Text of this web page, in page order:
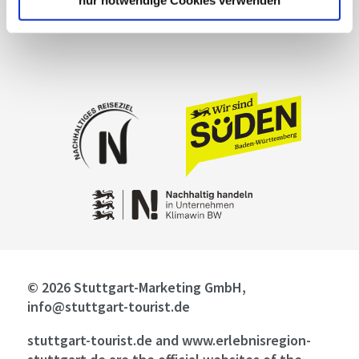
Masthead
© 2026 Stuttgart-Marketing GmbH,
info@stuttgart-tourist.de
stuttgart-tourist.de and www.erlebnisregion-